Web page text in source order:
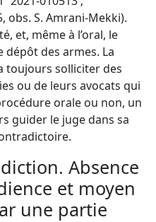
obs. S. Amrani-Mekki).
et, même à l’oral, le
dépôt des armes. La
toujours solliciter des
ou de leurs avocats qui
orale ou non, un
guider le juge dans sa
Absence
et moyen
une partie